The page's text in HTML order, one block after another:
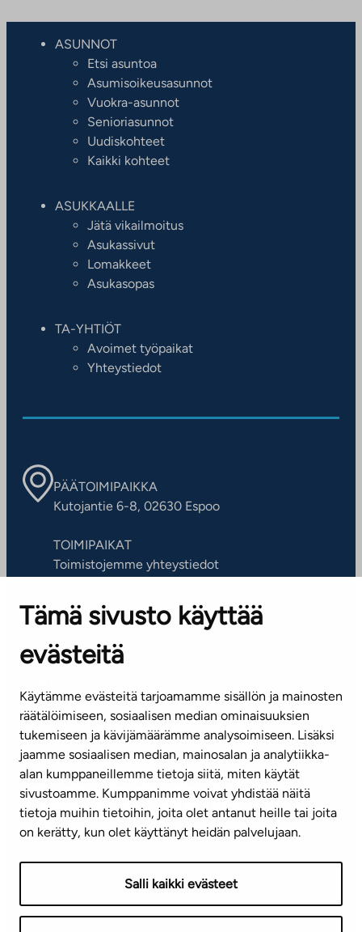
Tämä sivusto käyttää
evästeitä
Käytämme evästeitä tarjoamamme sisällön ja mainosten
räätälöimiseen, sosiaalisen median ominaisuuksien
tukemiseen ja kävijämäärämme analysoimiseen. Lisäksi
jaamme sosiaalisen median, mainosalan ja analytiikka-
alan kumppaneillemme tietoja siitä, miten käytät
sivustoamme. Kumppanimme voivat yhdistää näitä
tietoja muihin tietoihin, joita olet antanut heille tai joita
on kerätty, kun olet käyttänyt heidän palvelujaan.
Salli kaikki evästeet
ASUNNOT
Etsi asuntoa
Asumisoikeusasunnot
Vuokra-asunnot
Senioriasunnot
Uudiskohteet
Kaikki kohteet
ASUKKAALLE
Jätä vikailmoitus
Asukassivut
Lomakkeet
Asukasopas
TA-YHTIÖT
Avoimet työpaikat
Yhteystiedot
PÄÄTOIMIPAIKKA
Kutojantie 6-8, 02630 Espoo
TOIMIPAIKAT
Toimistojemme yhteystiedot
ASIAKASPALVELUKESKUS
Puh. 045 7734 3777
(arkisin klo 8-16)
info@ta.fi
Tilaa uutiskirje
Mediapankki
TietosuojaselosteSaavutettavuusseloste